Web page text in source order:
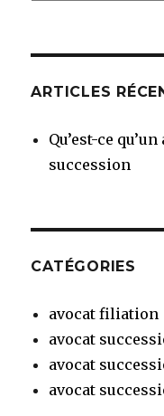
ARTICLES
Qu’est-ce
succession
CATÉGORIES
avocat filiation
avocat
avocat
avocat